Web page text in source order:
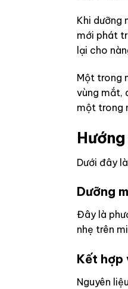
Khi dưỡng
mới phát
lại cho
Một trong
vùng mắt,
một trong
Dưới đây
Dưỡng
Đây là
nhẹ trên
Kết hợp
Nguyên